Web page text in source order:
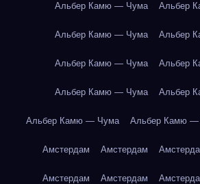
Альбер Камю — Чума Альбер
Альбер Камю — Чума Альбер
Альбер Камю — Чума Альбер
Альбер Камю — Чума Альбер
Альбер Камю — Чума Альбер Камю —
Амстердам Амстердам
Амстердам Амстердам